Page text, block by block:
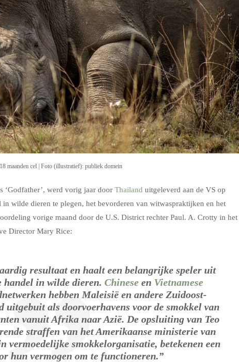
maanden cel | Foto (illustratief): publiek domein
‘Godfather’, werd vorig jaar door Thailand uitgeleverd aan de VS op
wilde dieren te plegen, het bevorderen van witwaspraktijken en het
vorige maand door de U.S. District rechter Paul. A. Crotty in het
Director Mary Rice:
resultaat en haalt een belangrijke speler uit
handel in wilde dieren. Chineseen Vietnamese
hebben Maleisië en andere Zuidoost-
uitgebuit als doorvoerhavens voor de smokkel van
vanuit Afrika naar Azië. De opsluiting van Teo
straffen van het Amerikaanse ministerie van
vermoedelijke smokkelorganisatie, betekenen een
hun vermogen om te functioneren.”